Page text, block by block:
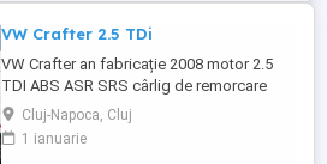
VW Crafter 2.5 TDi
VW Crafter an fabricație 2008 motor 2.5
TDI ABS ASR SRS cârlig de remorcare
Cluj-Napoca, Cluj
1 ianuarie